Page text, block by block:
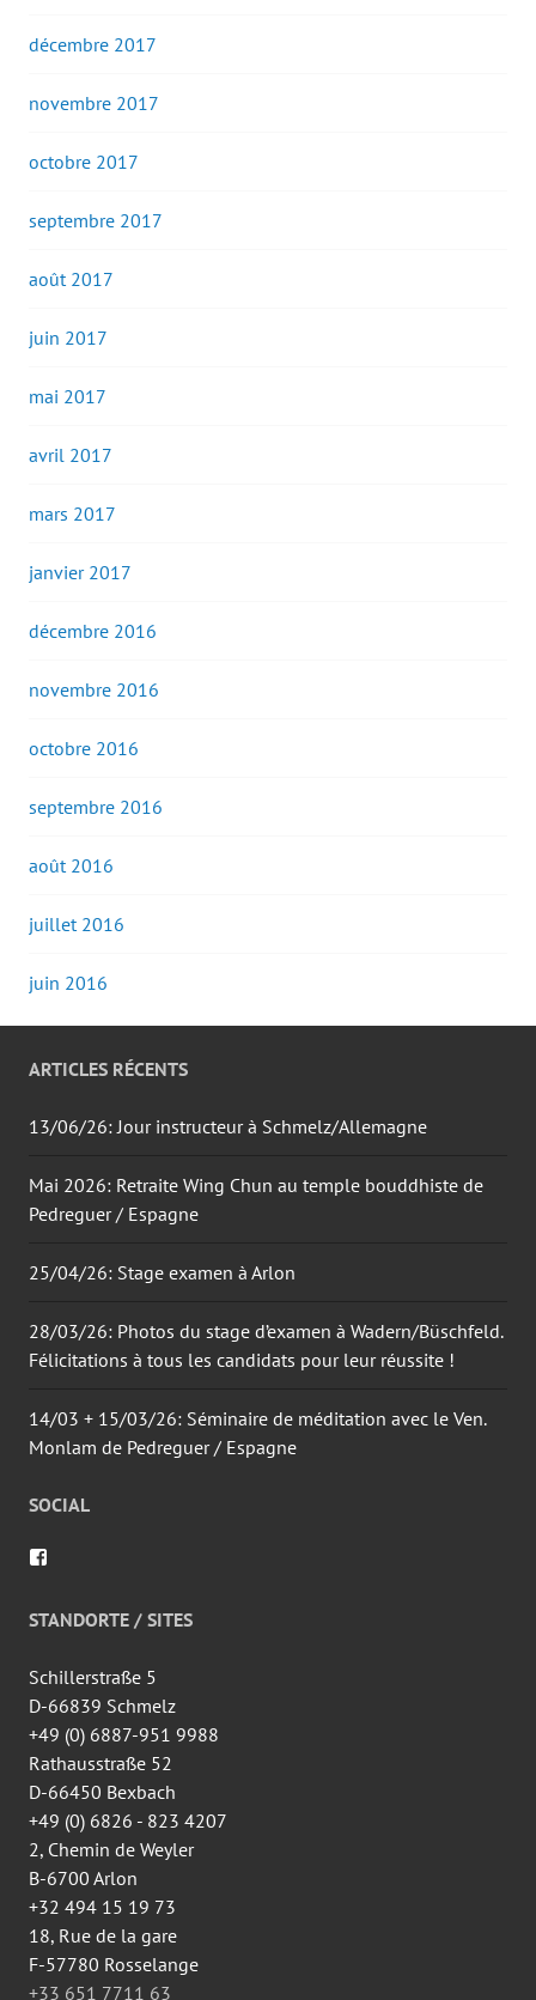
décembre 2017
novembre 2017
octobre 2017
septembre 2017
août 2017
juin 2017
mai 2017
avril 2017
mars 2017
janvier 2017
décembre 2016
novembre 2016
octobre 2016
septembre 2016
août 2016
juillet 2016
juin 2016
ARTICLES RÉCENTS
13/06/26: Jour instructeur à Schmelz/Allemagne
Mai 2026: Retraite Wing Chun au temple bouddhiste de
Pedreguer / Espagne
25/04/26: Stage examen à Arlon
28/03/26: Photos du stage d’examen à Wadern/Büschfeld.
Félicitations à tous les candidats pour leur réussite !
14/03 + 15/03/26: Séminaire de méditation avec le Ven.
Monlam de Pedreguer / Espagne
SOCIAL
de
wingtsun.arlon
Facebook
STANDORTE / SITES
Schillerstraße 5
D-66839 Schmelz
+49 (0) 6887-951 9988
Rathausstraße 52
D-66450 Bexbach
+49 (0) 6826 - 823 4207
2, Chemin de Weyler
B-6700 Arlon
+32 494 15 19 73
18, Rue de la gare
F-57780 Rosselange
+33 651 7711 63